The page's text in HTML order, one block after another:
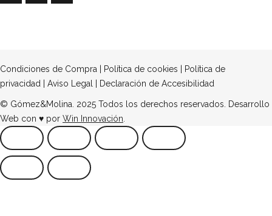
Condiciones de Compra Política de cookies
Política de
privacidad
Aviso Legal Declaración de Accesibilidad
© Gómez&Molina. 2025 Todos los derechos reservados. Desarrollo
Web con ♥ por Win Innovación